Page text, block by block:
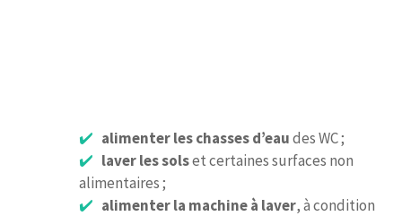
alimenter les chasses d’eaudes WC ;
laver les solset certaines surfaces non
alimentaires ;
alimenter la machine à laver, à condition